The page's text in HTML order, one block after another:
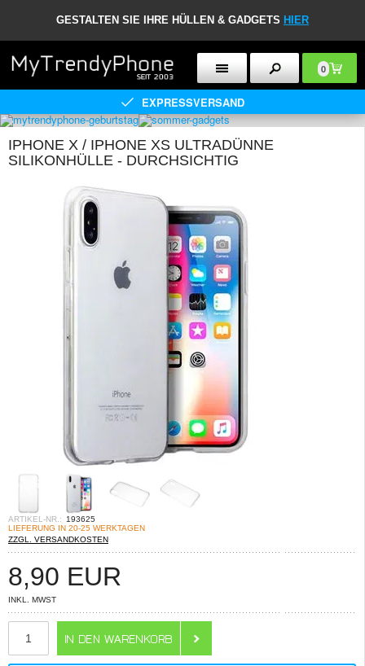
GESTALTEN SIE IHRE HÜLLEN & GADGETS HIER
0
EXPRESSVERSAND
IPHONE X / IPHONE XS ULTRADÜNNE
SILIKONHÜLLE - DURCHSICHTIG
ARTIKEL-NR.:
193625
LIEFERUNG IN 20-25 WERKTAGEN
ZZGL. VERSANDKOSTEN
8,90 EUR
INKL. MWST